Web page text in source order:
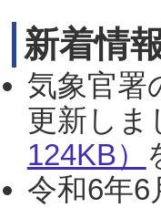
新着情
気象官署
更新しま
124KB）
令和6年6